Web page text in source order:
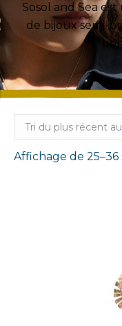
Sosol and Sea
de bijoux semi-
Affichage de